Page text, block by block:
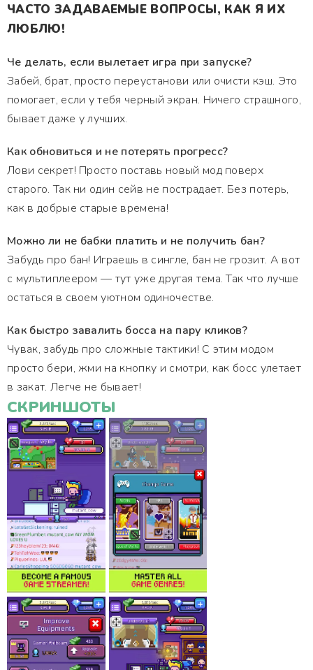
ЧАСТО ЗАДАВАЕМЫЕ ВОПРОСЫ, КАК Я ИХ
ЛЮБЛЮ!
Че делать, если вылетает игра при запуске?
Забей, брат, просто переустанови или очисти кэш. Это
помогает, если у тебя черный экран. Ничего страшного,
бывает даже у лучших.
Как обновиться и не потерять прогресс?
Лови секрет! Просто поставь новый мод поверх
старого. Так ни один сейв не пострадает. Без потерь,
как в добрые старые времена!
Можно ли не бабки платить и не получить бан?
Забудь про бан! Играешь в сингле, бан не грозит. А вот
с мультиплеером — тут уже другая тема. Так что лучше
остаться в своем уютном одиночестве.
Как быстро завалить босса на пару кликов?
Чувак, забудь про сложные тактики! С этим модом
просто бери, жми на кнопку и смотри, как босс улетает
в закат. Легче не бывает!
СКРИНШОТЫ